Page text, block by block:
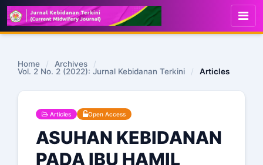
Home / Archives
/
Vol. 2 No. 2 (2022): Jurnal Kebidanan Terkini
/ Articles
Articles Open Access
ASUHAN KEBIDANAN
PADA IBU HAMIL